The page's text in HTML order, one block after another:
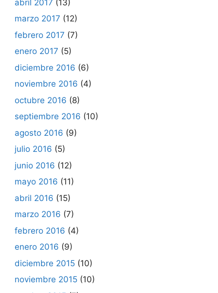
abril 2017 (13)
marzo 2017 (12)
febrero 2017 (7)
enero 2017 (5)
diciembre 2016 (6)
noviembre 2016 (4)
octubre 2016 (8)
septiembre 2016 (10)
agosto 2016 (9)
julio 2016 (5)
junio 2016 (12)
mayo 2016 (11)
abril 2016 (15)
marzo 2016 (7)
febrero 2016 (4)
enero 2016 (9)
diciembre 2015 (10)
noviembre 2015 (10)